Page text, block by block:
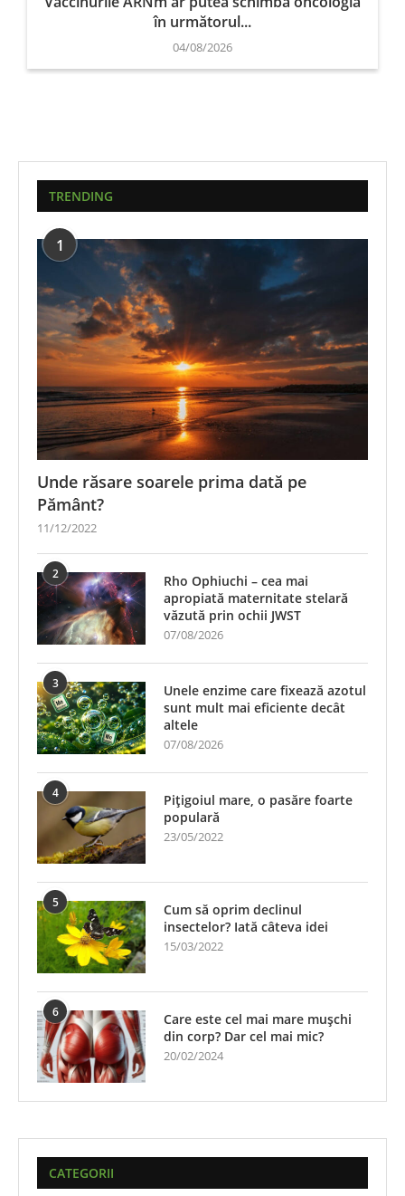
în următorul...
04/08/2026
TRENDING
1
Unde răsare soarele prima dată pe
Pământ?
11/12/2022
2
Rho Ophiuchi – cea mai
apropiată maternitate stelară
văzută prin ochii JWST
07/08/2026
3
Unele enzime care fixează azotul
sunt mult mai eficiente decât
altele
07/08/2026
4
Pițigoiul mare, o pasăre foarte
populară
23/05/2022
5
Cum să oprim declinul
insectelor? Iată câteva idei
15/03/2022
6
Care este cel mai mare mușchi
din corp? Dar cel mai mic?
20/02/2024
CATEGORII